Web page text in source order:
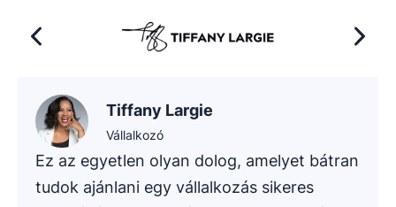
Ez az egyetlen olyan dolog, amelyet bátran
tudok ajánlani egy vállalkozás sikeres
Tiffany Largie
Vállalkozó